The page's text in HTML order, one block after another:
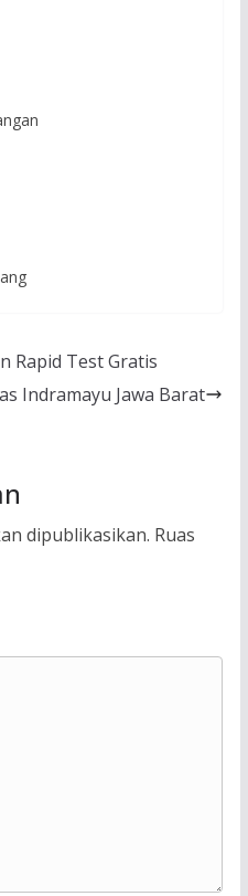
Rapid Test Gratis
Indramayu Jawa Barat
dipublikasikan. Ruas